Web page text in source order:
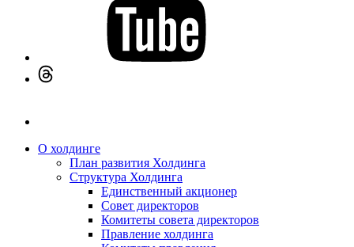
О холдинге
План развития Холдинга
Структура Холдинга
Единственный акционер
Совет директоров
Комитеты совета директоров
Правление холдинга